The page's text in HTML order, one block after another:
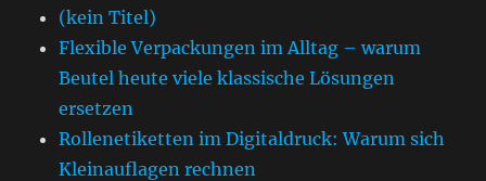
(kein Titel)
Flexible Verpackungen im Alltag – warum
Beutel heute viele klassische Lösungen
ersetzen
Rollenetiketten im Digitaldruck: Warum sich
Kleinauflagen rechnen